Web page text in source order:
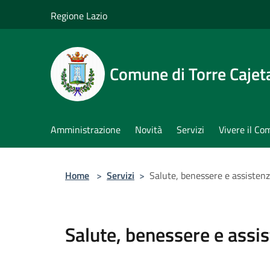
Regione Lazio
Comune di Torre
Amministrazione Novità Servizi Vivere il
Home > Servizi > Salute, benessere e
Salute, benessere e